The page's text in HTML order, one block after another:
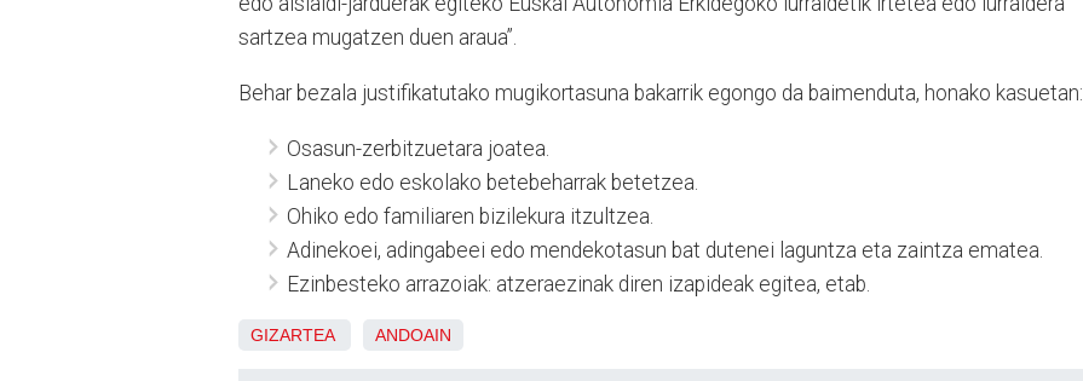
sartzea mugatzen duen araua”.
Behar bezala justifikatutako mugikortasuna bakarrik egongo da baimenduta, honako kasuetan:
Osasun-zerbitzuetara joatea.
Laneko edo eskolako betebeharrak betetzea.
Ohiko edo familiaren bizilekura itzultzea.
Adinekoei, adingabeei edo mendekotasun bat dutenei laguntza eta zaintza ematea.
Ezinbesteko arrazoiak: atzeraezinak diren izapideak egitea, etab.
GIZARTEA ANDOAIN